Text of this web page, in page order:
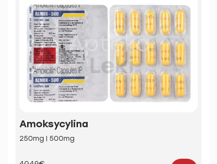
Amoksycylina
250mg | 500mg